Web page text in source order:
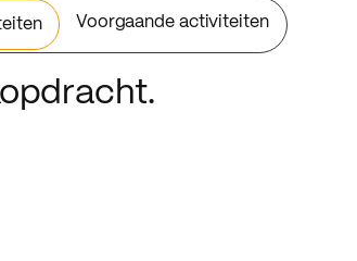
Voorgaande activiteiten